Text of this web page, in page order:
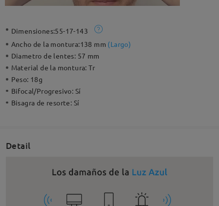
Dimensiones:55-17-143
Ancho de la montura:138 mm (Largo)
Diametro de lentes: 57 mm
Material de la montura:Tr
Peso: 18g
Bifocal/Progresivo: Sí
Bisagra de resorte: Sí
Detail